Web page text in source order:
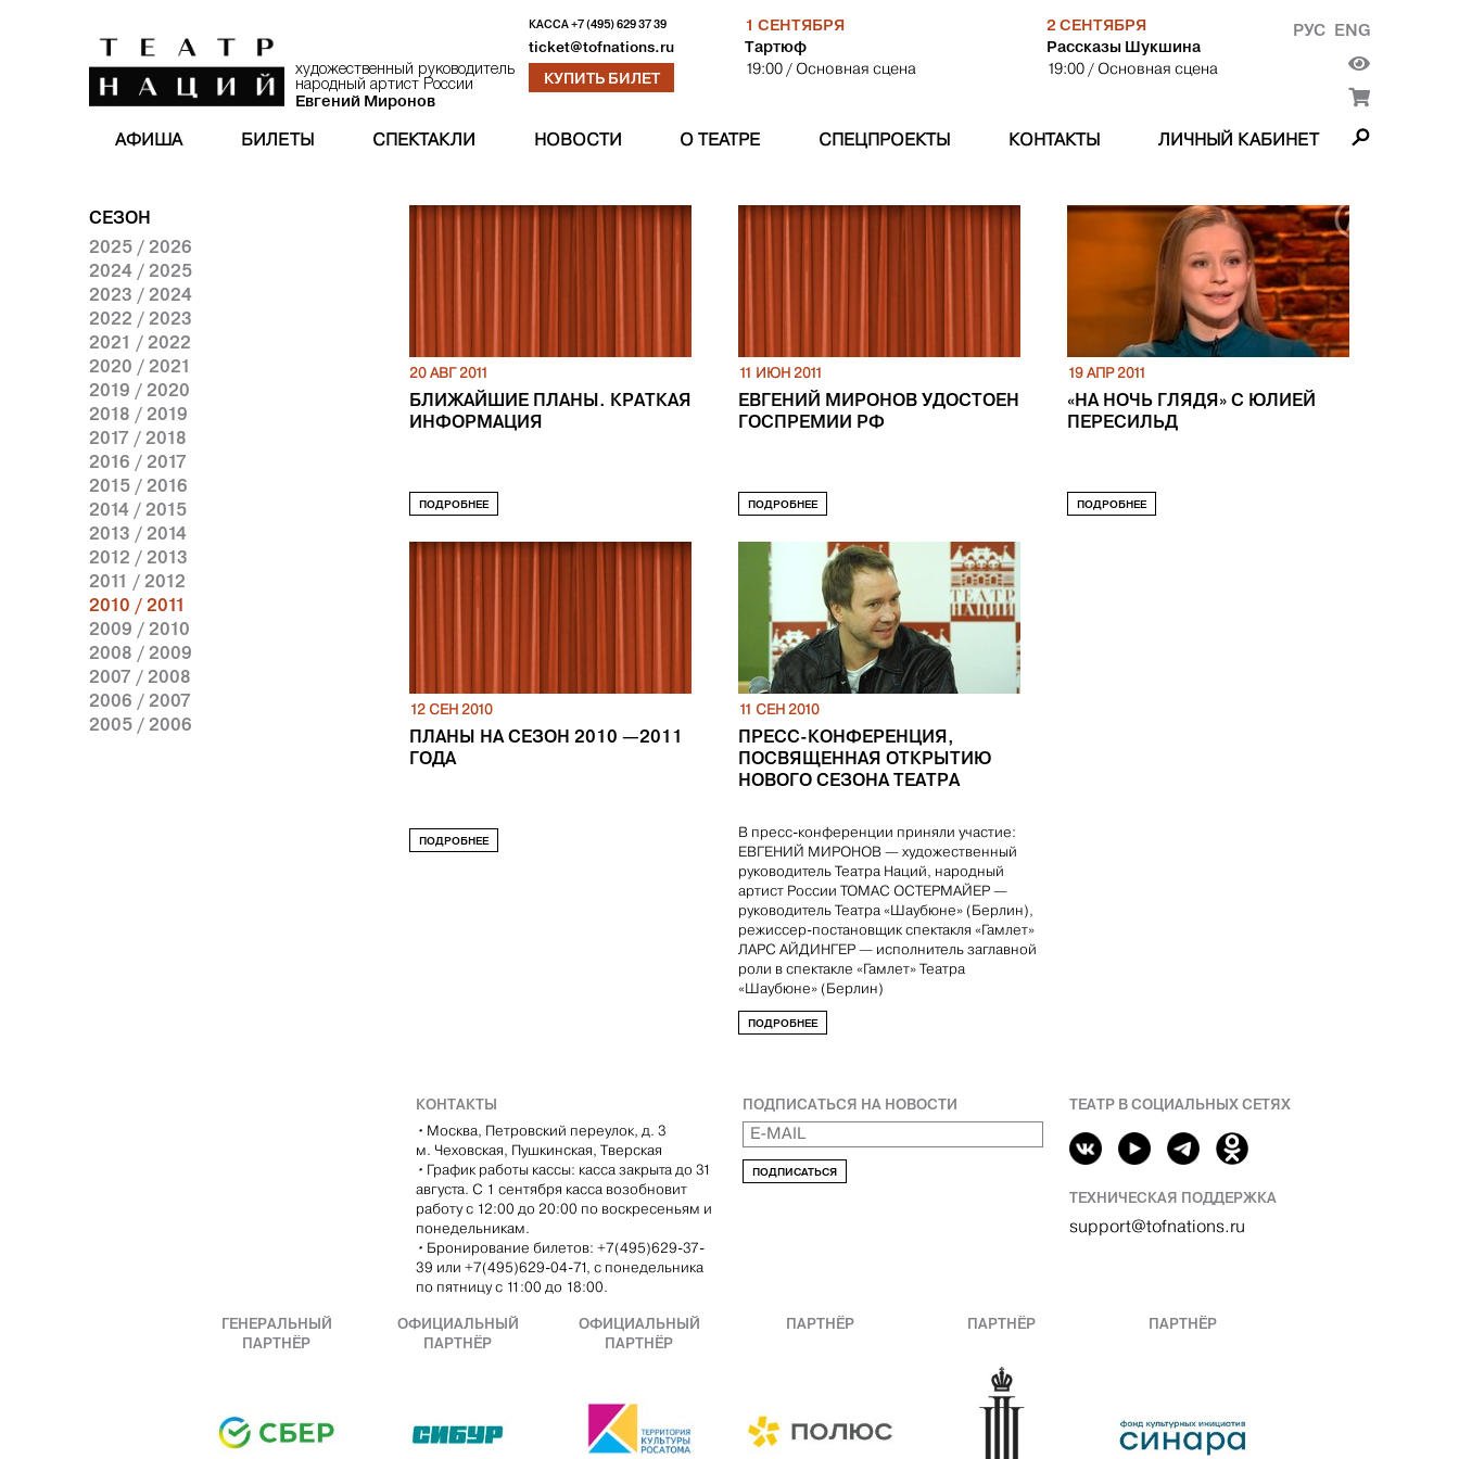
художественный руководитель
народный артист России
Евгений Миронов
КАССА+7 (495) 629 37 39
ticket@tofnations.ru
КУПИТЬ БИЛЕТ
1 СЕНТЯБРЯ
Тартюф
19:00 / Основная сцена
2 СЕНТЯБРЯ
Рассказы Шукшина
19:00 / Основная сцена
РУС ENG
АФИША БИЛЕТЫ СПЕКТАКЛИ НОВОСТИ О ТЕАТРЕ СПЕЦПРОЕКТЫ КОНТАКТЫ ЛИЧНЫЙ КАБИНЕТ
СЕЗОН
2025 / 2026
2024 / 2025
2023 / 2024
2022 / 2023
2021 / 2022
2020 / 2021
2019 / 2020
2018 / 2019
2017 / 2018
2016 / 2017
2015 / 2016
2014 / 2015
2013 / 2014
2012 / 2013
2011 / 2012
2010 / 2011
2009 / 2010
2008 / 2009
2007 / 2008
2006 / 2007
2005 / 2006
20 АВГ 2011
БЛИЖАЙШИЕ ПЛАНЫ. КРАТКАЯ
ИНФОРМАЦИЯ
ПОДРОБНЕЕ
11 ИЮН 2011
ЕВГЕНИЙ МИРОНОВ УДОСТОЕН
ГОСПРЕМИИ РФ
ПОДРОБНЕЕ
19 АПР 2011
«НА НОЧЬ ГЛЯДЯ» С ЮЛИЕЙ
ПЕРЕСИЛЬД
ПОДРОБНЕЕ
12 СЕН 2010
ПЛАНЫ НА СЕЗОН 2010 —2011
ГОДА
ПОДРОБНЕЕ
11 СЕН 2010
ПРЕСС-КОНФЕРЕНЦИЯ,
ПОСВЯЩЕННАЯ ОТКРЫТИЮ
НОВОГО СЕЗОНА ТЕАТРА
В пресс-конференции приняли участие:
ЕВГЕНИЙ МИРОНОВ — художественный
руководитель Театра Наций, народный
артист России ТОМАС ОСТЕРМАЙЕР —
руководитель Театра «Шаубюне» (Берлин),
режиссер-постановщик спектакля «Гамлет»
ЛАРС АЙДИНГЕР — исполнитель заглавной
роли в спектакле «Гамлет» Театра
«Шаубюне» (Берлин)
ПОДРОБНЕЕ
КОНТАКТЫ
• Москва, Петровский переулок, д. 3
м. Чеховская, Пушкинская, Тверская
• График работы кассы: касса закрыта до 31
августа. С 1 сентября касса возобновит
работу с 12:00 до 20:00 по воскресеньям и
понедельникам.
• Бронирование билетов: +7(495)629-37-
39 или +7(495)629-04-71, с понедельника
по пятницу с 11:00 до 18:00.
ПОДПИСАТЬСЯ НА НОВОСТИ
ПОДПИСАТЬСЯ
ТЕАТР В СОЦИАЛЬНЫХ СЕТЯХ
ТЕХНИЧЕСКАЯ ПОДДЕРЖКА
support@tofnations.ru
ГЕНЕРАЛЬНЫЙ
ПАРТНЁР
ОФИЦИАЛЬНЫЙ
ПАРТНЁР
ОФИЦИАЛЬНЫЙ
ПАРТНЁР
ПАРТНЁР ПАРТНЁР ПАРТНЁР